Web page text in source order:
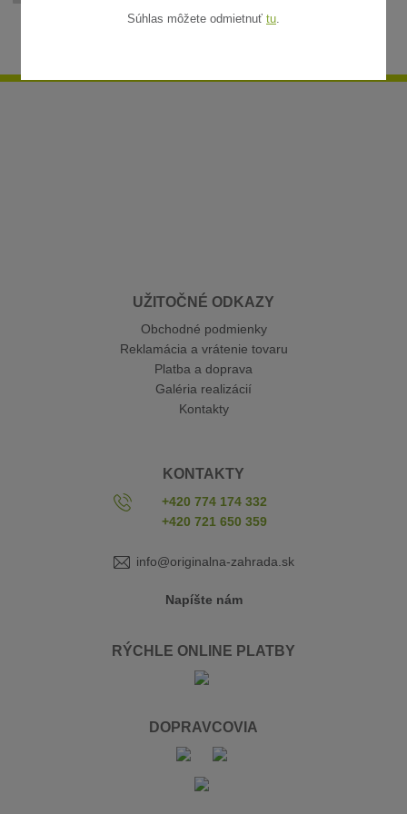
UŽITOČNÉ ODKAZY
Obchodné podmienky
Reklamácia a vrátenie tovaru
Platba a doprava
Galéria realizácií
Kontakty
KONTAKTY
+420 774 174 332
+420 721 650 359
info@originalna-zahrada.sk
Napíšte nám
RÝCHLE ONLINE PLATBY
DOPRAVCOVIA
Súhlas môžete odmietnuť tu